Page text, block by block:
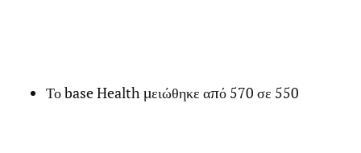
Το base Health μειώθηκε από 570 σε 550